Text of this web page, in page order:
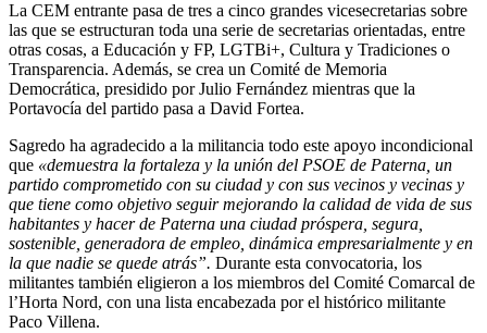
La CEM entrante pasa de tres a cinco grandes vicesecretarias sobre
las que se estructuran toda una serie de secretarias orientadas, entre
otras cosas, a Educación y FP, LGTBi+, Cultura y Tradiciones o
Transparencia. Además, se crea un Comité de Memoria
Democrática, presidido por Julio Fernández mientras que la
Portavocía del partido pasa a David Fortea.
Sagredo ha agradecido a la militancia todo este apoyo incondicional
que «demuestra la fortaleza y la unión del PSOE de Paterna, un
partido comprometido con su ciudad y con sus vecinos y vecinas y
que tiene como objetivo seguir mejorando la calidad de vida de sus
habitantes y hacer de Paterna una ciudad próspera, segura,
sostenible, generadora de empleo, dinámica empresarialmente y en
la que nadie se quede atrás”. Durante esta convocatoria, los
militantes también eligieron a los miembros del Comité Comarcal de
l’Horta Nord, con una lista encabezada por el histórico militante
Paco Villena.